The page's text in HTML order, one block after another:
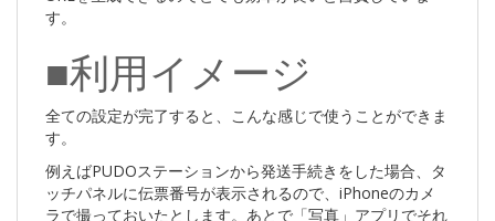
す。
■利用イメージ
全ての設定が完了すると、こんな感じで使うことができま
す。
例えばPUDOステーションから発送手続きをした場合、タ
ッチパネルに伝票番号が表示されるので、iPhoneのカメ
ラで撮っておいたとします。あとで「写真」アプリでそれ